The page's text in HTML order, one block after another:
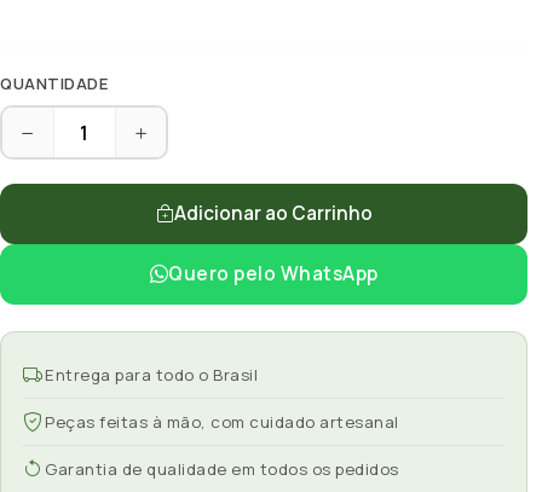
QUANTIDADE
Adicionar ao Carrinho
Quero pelo WhatsApp
Entrega para todo o Brasil
Peças feitas à mão, com cuidado artesanal
Garantia de qualidade em todos os pedidos